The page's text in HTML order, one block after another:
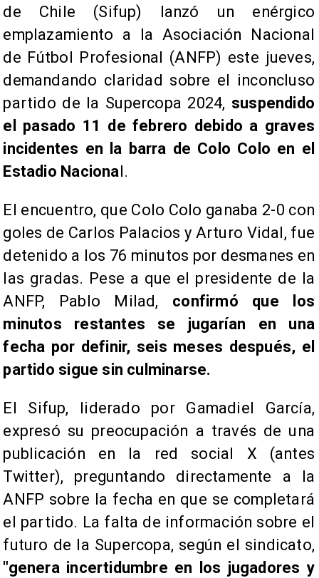
de Chile (Sifup) lanzó un enérgico
emplazamiento a la Asociación Nacional
de Fútbol Profesional (ANFP) este jueves,
demandando claridad sobre el inconcluso
partido de la Supercopa 2024, suspendido
el pasado 11 de febrero debido a graves
incidentes en la barra de Colo Colo en el
Estadio Nacional.
El encuentro, que Colo Colo ganaba 2-0 con
goles de Carlos Palacios y Arturo Vidal, fue
detenido a los 76 minutos por desmanes en
las gradas. Pese a que el presidente de la
ANFP, Pablo Milad, confirmó que los
minutos restantes se jugarían en una
fecha por definir, seis meses después, el
partido sigue sin culminarse.
El Sifup, liderado por Gamadiel García,
expresó su preocupación a través de una
publicación en la red social X (antes
Twitter), preguntando directamente a la
ANFP sobre la fecha en que se completará
el partido. La falta de información sobre el
futuro de la Supercopa, según el sindicato,
"genera incertidumbre en los jugadores y